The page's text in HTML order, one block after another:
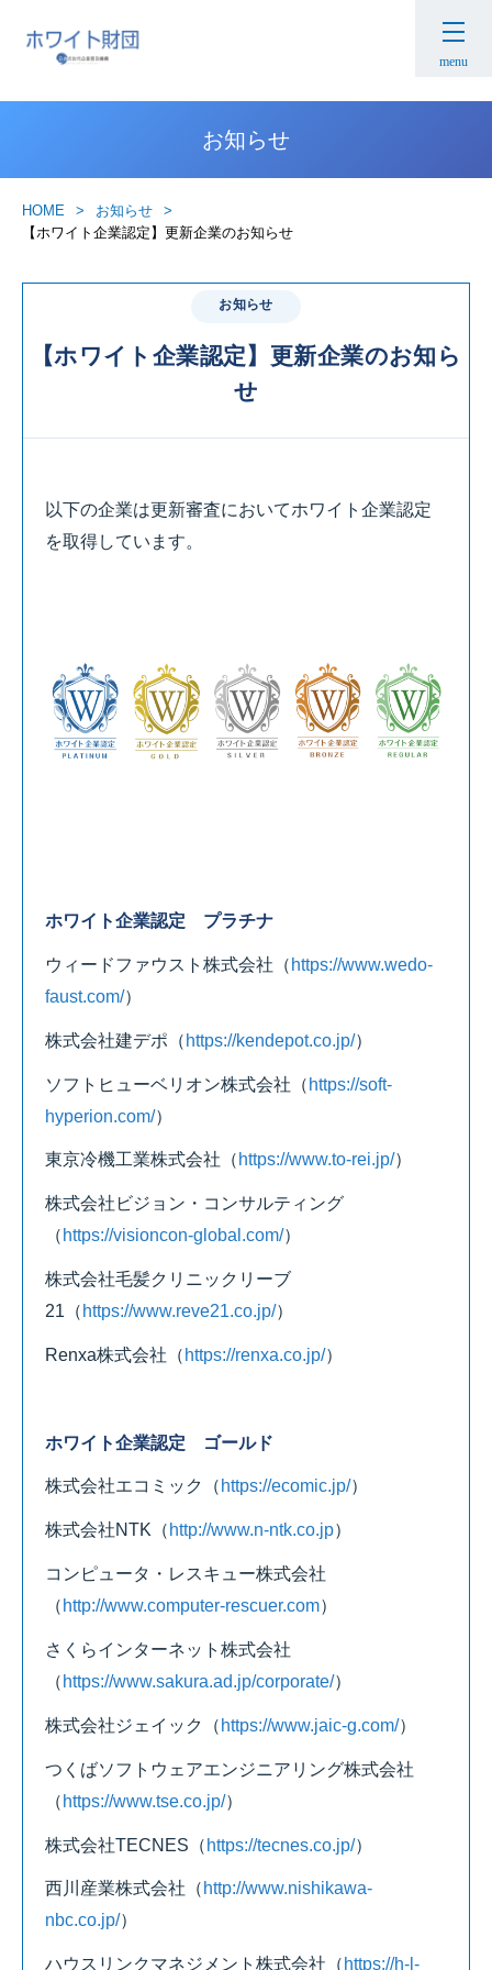
menu
お知らせ
HOME
お知らせ
【ホワイト企業認定】更新企業のお知らせ
お知らせ
【ホワイト企業認定】更新企業のお知ら
せ
以下の企業は更新審査においてホワイト企業認定
を取得しています。
ホワイト企業認定 プラチナ
ウィードファウスト株式会社 （ https://www.wedo-
faust.com/）
株式会社建デポ （ https://kendepot.co.jp/）
ソフトヒューベリオン株式会社 （ https://soft-
hyperion.com/）
東京冷機工業株式会社 （ https://www.to-rei.jp/）
株式会社ビジョン・コンサルティング
（ https://visioncon-global.com/）
株式会社毛髪クリニックリーブ
21 （ https://www.reve21.co.jp/）
Renxa株式会社 （ https://renxa.co.jp/）
ホワイト企業認定 ゴールド
株式会社エコミック （ https://ecomic.jp/）
株式会社NTK （ http://www.n-ntk.co.jp）
コンピュータ・レスキュー株式会社
（ http://www.computer-rescuer.com）
さくらインターネット株式会社
（ https://www.sakura.ad.jp/corporate/）
株式会社ジェイック （ https://www.jaic-g.com/）
つくばソフトウェアエンジニアリング株式会社
（ https://www.tse.co.jp/）
株式会社TECNES （ https://tecnes.co.jp/）
西川産業株式会社 （ http://www.nishikawa-
nbc.co.jp/）
ハウスリンクマネジメント株式会社 （ https://h-l-